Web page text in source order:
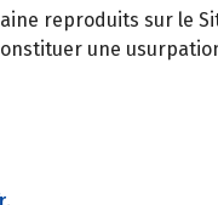
reproduits sur le
une